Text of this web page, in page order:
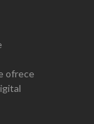
ofrece